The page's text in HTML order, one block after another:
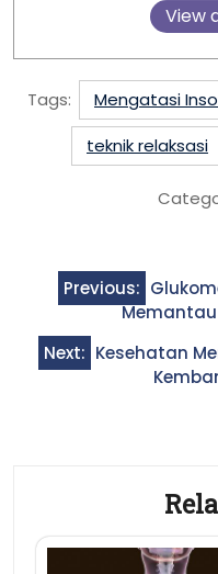
View
Tags: Mengatasi
teknik relaksasi
Post
navigation
Previous:
Next: Kesehatan